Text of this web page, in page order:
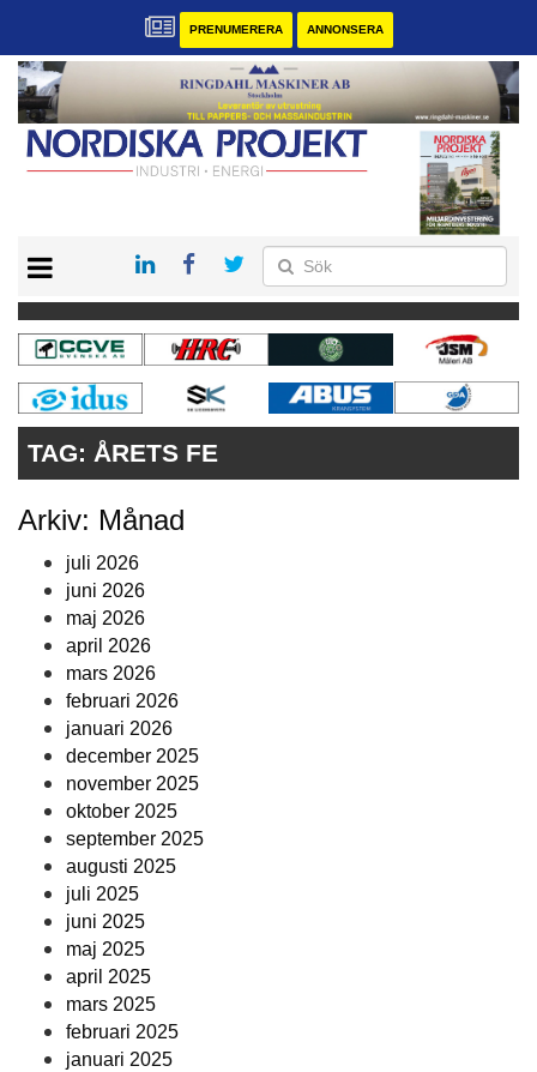
PRENUMERERA ANNONSERA
KONTAKT
VÅRA ANDRA MAGASIN
PRENUMERERA
ANNONSERA
TAG: ÅRETS FE
Arkiv: Månad
juli 2026
juni 2026
maj 2026
april 2026
mars 2026
februari 2026
januari 2026
december 2025
november 2025
oktober 2025
september 2025
augusti 2025
juli 2025
juni 2025
maj 2025
april 2025
mars 2025
februari 2025
januari 2025